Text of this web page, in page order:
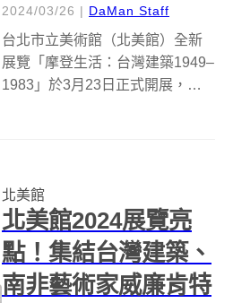
2024/03/26 | DaMan Staff
台北市立美術館（北美館）全新
展覽「摩登生活：台灣建築1949–
1983」於3月23日正式開展，由
帶領觀眾探尋在當時政治社...
北美館
北美館2024展覽亮
點！集結台灣建築、
南非藝術家威廉肯特